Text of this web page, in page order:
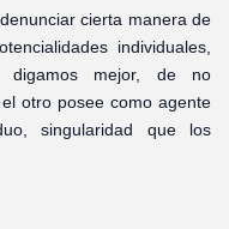
cierta manera de
individuales,
digamos mejor, de no
otro posee como agente
singularidad que los